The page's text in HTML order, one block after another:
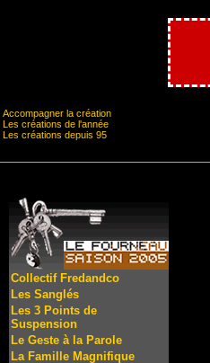
Accompagner la création
Les créations de l'année
Les créations depuis 95
Collectif Fredandco
Les Sanglés
Les 3 Points de
Suspension
Le Geste à la Parole
La Famille Magnifique